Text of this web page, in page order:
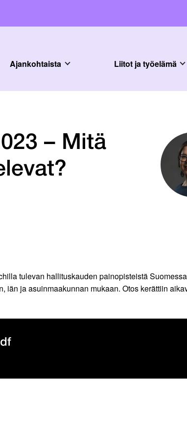
Ajankohtaista Liitot ja työelämä
– Mitä
tulevan hallituskauden painopisteistä
ja asuinmaakunnan mukaan. Otos kerättiin